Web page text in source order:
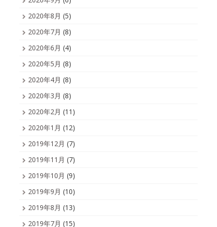
2020年8月 (5)
2020年7月 (8)
2020年6月 (4)
2020年5月 (8)
2020年4月 (8)
2020年3月 (8)
2020年2月 (11)
2020年1月 (12)
2019年12月 (7)
2019年11月 (7)
2019年10月 (9)
2019年9月 (10)
2019年8月 (13)
2019年7月 (15)